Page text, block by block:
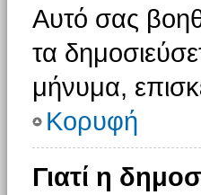
Αυτό σας
τα
μήνυμα,
Κορυφή
Γιατί η